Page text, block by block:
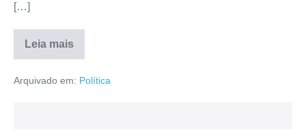
[…]
Leia mais
Arquivado em: Política